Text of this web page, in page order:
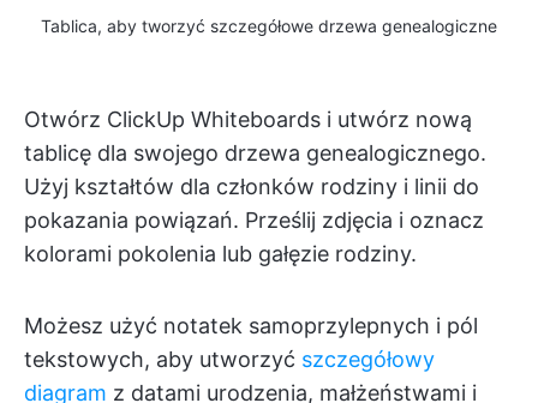
Tablica, aby tworzyć szczegółowe drzewa genealogiczne
Otwórz ClickUp Whiteboards i utwórz nową
tablicę dla swojego drzewa genealogicznego.
Użyj kształtów dla członków rodziny i linii do
pokazania powiązań. Prześlij zdjęcia i oznacz
kolorami pokolenia lub gałęzie rodziny.
Możesz użyć notatek samoprzylepnych i pól
tekstowych, aby utworzyć szczegółowy
diagram z datami urodzenia, małżeństwami i